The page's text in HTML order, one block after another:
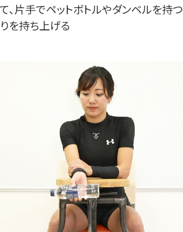
片手でペットボトルやダンベルを持つ
を持ち上げる